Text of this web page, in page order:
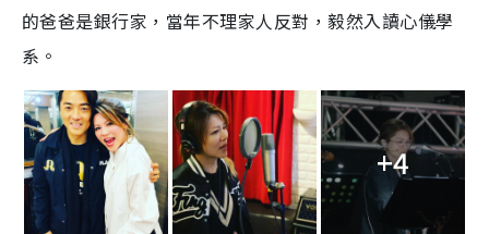
的爸爸是銀行家，當年不理家人反對，毅然入讀心儀學
系。
+4